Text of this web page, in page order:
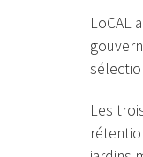
LoCAL
Les